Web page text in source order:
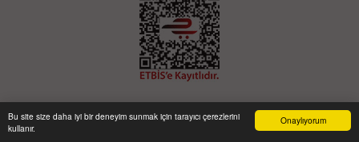
Onaylıyorum
Bu site size daha iyi bir deneyim sunmak için tarayıcı çerezlerini
kullanır.Anasayfa Sipariş Takibi İletişim